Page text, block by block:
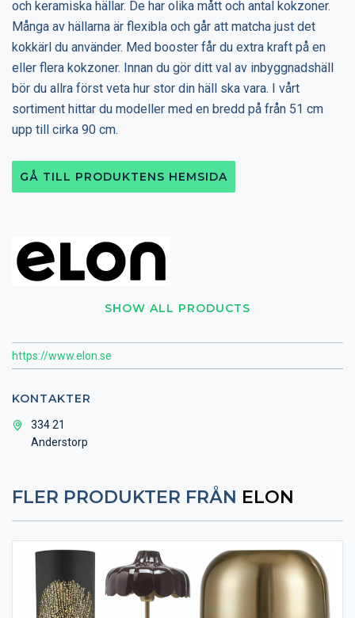
SHOW ALL PRODUCTS
https://www.elon.se
KONTAKTER
334 21
Anderstorp
och keramiska hällar. De har olika mått och antal kokzoner.
Många av hällarna är flexibla och går att matcha just det
kokkärl du använder. Med booster får du extra kraft på en
eller flera kokzoner. Innan du gör ditt val av inbyggnadshäll
bör du allra först veta hur stor din häll ska vara. I vårt
sortiment hittar du modeller med en bredd på från 51 cm
upp till cirka 90 cm.
GÅ TILL PRODUKTENS HEMSIDA
FLER PRODUKTER FRÅN ELON